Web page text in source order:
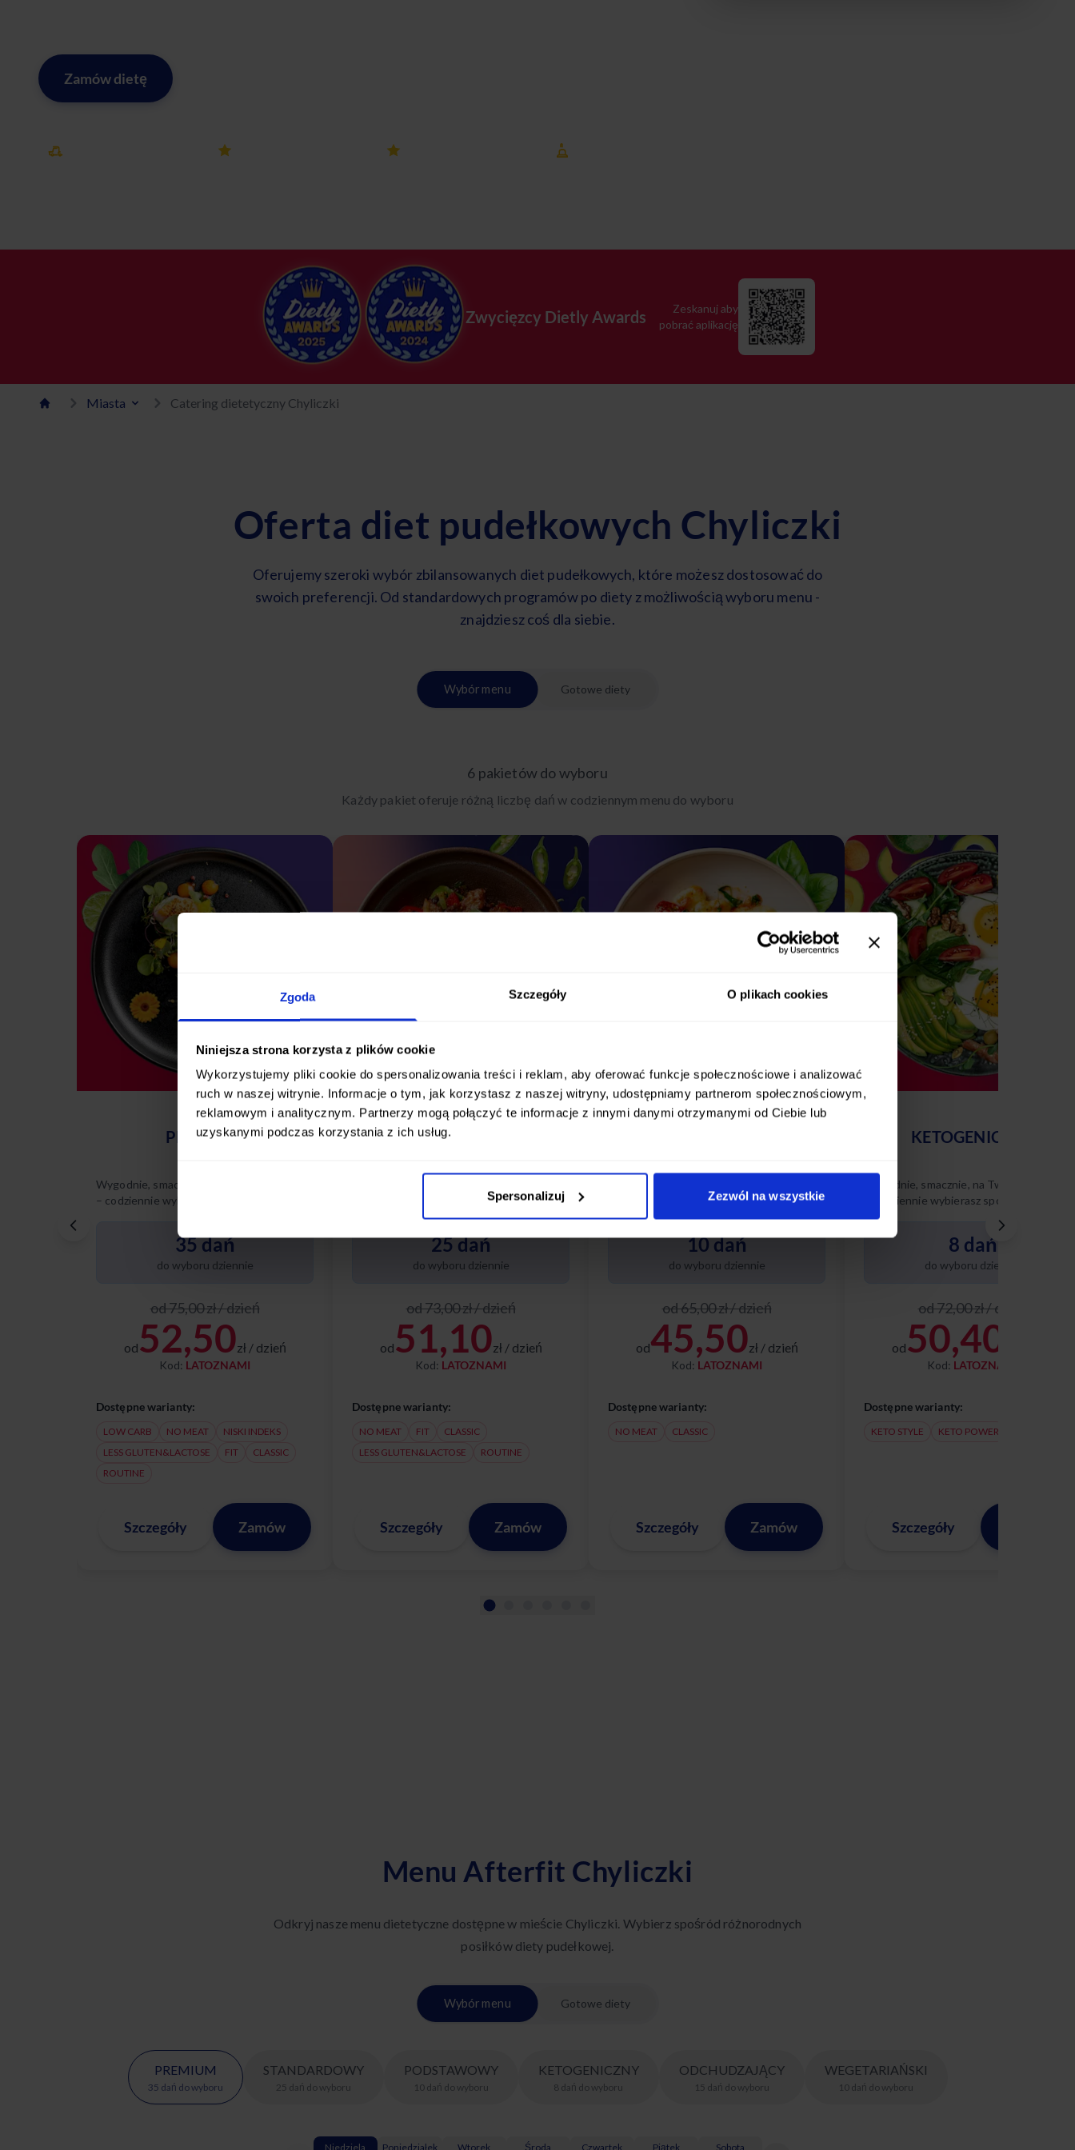
Zgoda Szczegóły O plikach cookies
Niniejsza strona korzysta z plików cookie
Wykorzystujemy pliki cookie do spersonalizowania treści i reklam, aby oferować funkcje społecznościowe i analizować
ruch w naszej witrynie. Informacje o tym, jak korzystasz z naszej witryny, udostępniamy partnerom społecznościowym,
reklamowym i analitycznym. Partnerzy mogą połączyć te informacje z innymi danymi otrzymanymi od Ciebie lub
uzyskanymi podczas korzystania z ich usług.
Spersonalizuj Zezwól na wszystkie
Zamów dietę
Zwycięzcy Dietly Awards
Zeskanuj aby
pobrać aplikację
Miasta Catering dietetyczny Chyliczki
Oferta diet pudełkowych Chyliczki
Oferujemy szeroki wybór zbilansowanych diet pudełkowych, które możesz dostosować do
swoich preferencji. Od standardowych programów po diety z możliwością wyboru menu -
znajdziesz coś dla siebie.
Wybór menu Gotowe diety
6 pakietów do wyboru
Każdy pakiet oferuje różną liczbę dań w codziennym menu do wyboru
PREMIUM
Wygodnie, smacznie, na Twoich zasadach
– codziennie wybierasz spośród 35
35 dań
do wyboru dziennie
od 75,00 zł / dzień
od52,50zł / dzień
Kod: LATOZNAMI
Dostępne warianty:
LOW CARB NO MEAT
NISKI INDEKS
LESS GLUTEN&LACTOSE
FIT
CLASSIC
ROUTINE
Szczegóły Zamów
STANDARDOWY
– codziennie wybierasz spośród 25
różnych dań. Poznaj nasze diety w tym
25 dań
do wyboru dziennie
od 73,00 zł / dzień
od51,10zł / dzień
Kod: LATOZNAMI
Dostępne warianty:
NO MEAT FIT
CLASSIC
LESS GLUTEN&LACTOSE
ROUTINE
Szczegóły Zamów
– codziennie wybierasz spośród 10
różnych dań. Poznaj nasze diety w tym
10 dań
do wyboru dziennie
od 65,00 zł / dzień
od45,50zł / dzień
Kod: LATOZNAMI
Dostępne warianty:
NO MEAT CLASSIC
Szczegóły Zamów
KETOGENICZNY
Wygodnie, smacznie, na Twoich zasadach
– codziennie wybierasz spośród 8
dań keto. Poznaj naszą dietę
i ciesz się zbilansowanym,
niskowęglowodanowym menu
dopasowanym do Twoich potrzeb.
8 dań
do wyboru dziennie
od 72,00 zł / dzień
od50,40
Kod: LATOZNAMI
Dostępne warianty:
KETO STYLE KETO POWER
Szczegóły
Menu Afterfit Chyliczki
Odkryj nasze menu dietetyczne dostępne w mieście Chyliczki. Wybierz spośród różnorodnych
posiłków diety pudełkowej.
Wybór menu Gotowe diety
PREMIUM
35 dań do wyboru
STANDARDOWY
25 dań do wyboru
PODSTAWOWY
10 dań do wyboru
KETOGENICZNY
8 dań do wyboru
ODCHUDZAJĄCY
15 dań do wyboru
WEGETARIAŃSKI
10 dań do wyboru
Niedziela Poniedziałek Wtorek Środa Czwartek Piątek Sobota